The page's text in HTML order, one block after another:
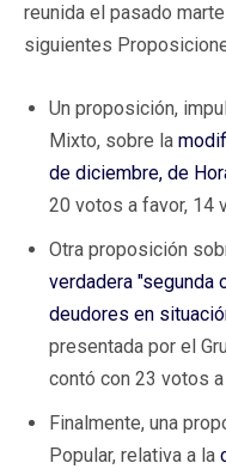
reunida el pasado
siguientes
Un proposición,
Mixto, sobre la
de diciembre, de
20 votos a favor, 14
Otra proposición
verdadera "segunda
deudores en
presentada por el
contó con 23 votos
Finalmente, una
Popular, relativa a la